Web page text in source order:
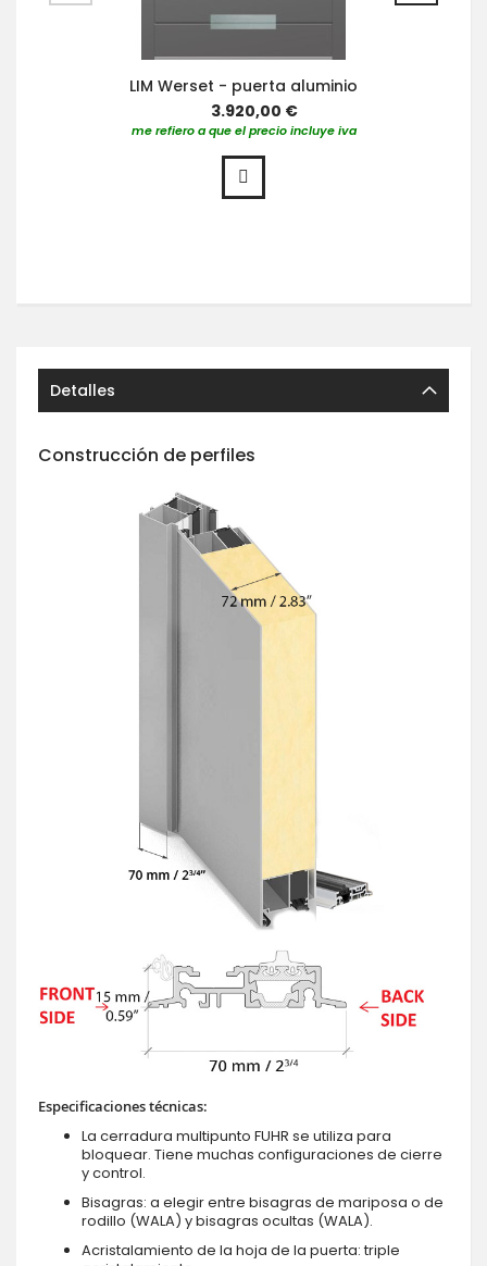
LIM Werset - puerta aluminio
3.920,00 €
me refiero a que el precio incluye iva
Detalles
Construcción de perfiles
Especificaciones técnicas:
La cerradura multipunto FUHR se utiliza para
bloquear. Tiene muchas configuraciones de cierre
y control.
Bisagras: a elegir entre bisagras de mariposa o de
rodillo (WALA) y bisagras ocultas (WALA).
Acristalamiento de la hoja de la puerta: triple